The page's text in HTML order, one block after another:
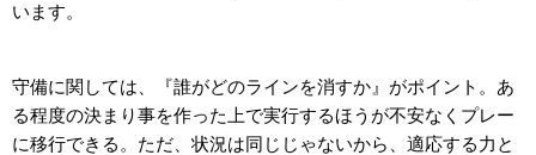
います。
守備に関しては、『誰がどのラインを消すか』がポイント。あ
る程度の決まり事を作った上で実行するほうが不安なくプレー
に移行できる。ただ、状況は同じじゃないから、適応する力と